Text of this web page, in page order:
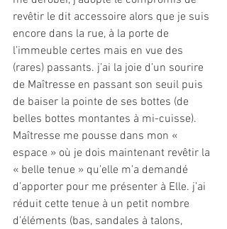
revêtir le dit accessoire alors que je suis
encore dans la rue, à la porte de
l’immeuble certes mais en vue des
(rares) passants. j’ai la joie d’un sourire
de Maîtresse en passant son seuil puis
de baiser la pointe de ses bottes (de
belles bottes montantes à mi-cuisse).
Maîtresse me pousse dans mon «
espace » où je dois maintenant revêtir la
« belle tenue » qu’elle m’a demandé
d’apporter pour me présenter à Elle. j’ai
réduit cette tenue à un petit nombre
d’éléments (bas, sandales à talons,